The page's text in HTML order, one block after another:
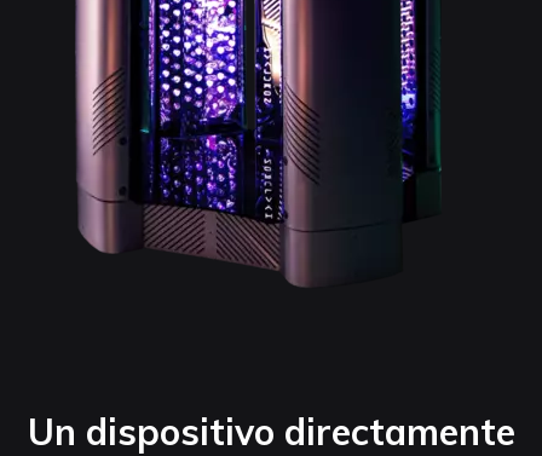
Un dispositivo directamente